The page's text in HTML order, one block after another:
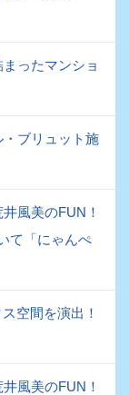
ったマンショ
ブリュット施
風美のFUN！
て「にゃんぺ
空間を演出！
風美のFUN！